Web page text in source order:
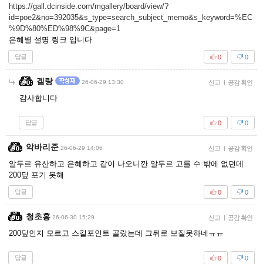
https://gall.dcinside.com/mgallery/board/view/?
id=poe2&no=392035&s_type=search_subject_memo&s_keyword=%EC
%9D%80%ED%98%9C&page=1
은혜별 설명 링크 입니다
답글 0
0
겔랑 26-06-29 13:30 신고 | 공감 확인
감사합니다
답글 0
0
악바리준 26-06-29 14:06 신고 | 공감 확인
알두르 유산하고 은혜하고 같이 나오니깐 알두르 고를 수 밖에 없던데
200딮 포기 못해
답글 0
0
청초홍 26-06-30 15:29 신고 | 공감 확인
200딮인지 모르고 스킬포인트 골랐는데 그뒤로 보질못하네ㅠㅠ
답글 0
0